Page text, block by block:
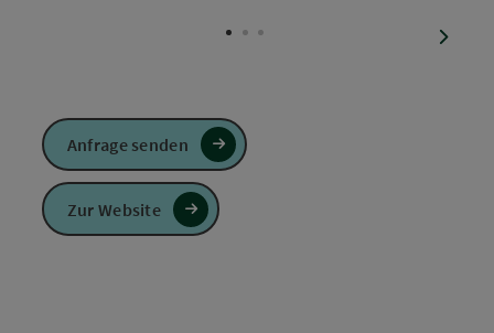
Anfrage senden
Zur Website